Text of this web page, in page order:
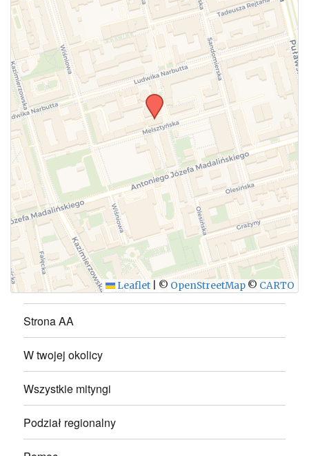
WYŚLIJ
Leaflet © OpenStreetMap © CARTO
Strona AA
W twojej okolicy
Wszystkie mityngi
Podział regionalny